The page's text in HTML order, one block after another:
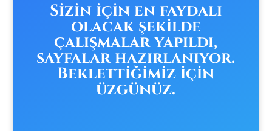
Sizin için en faydalı
olacak şekilde
çalışmalar yapıldı,
sayfalar hazırlanıyor.
Beklettiğimiz için
üzgünüz.